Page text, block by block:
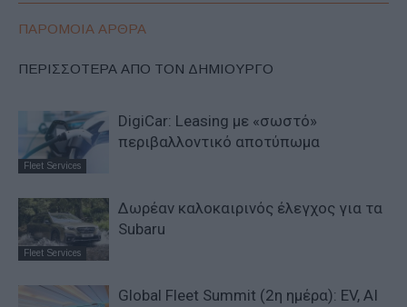
ΠΑΡΟΜΟΙΑ ΑΡΘΡΑ
ΠΕΡΙΣΣΟΤΕΡΑ ΑΠΟ ΤΟΝ ΔΗΜΙΟΥΡΓΟ
Fleet Services
DigiCar: Leasing με «σωστό»
περιβαλλοντικό αποτύπωμα
Fleet Services
Δωρέαν καλοκαιρινός έλεγχος για τα
Subaru
Global Fleet Summit (2η ημέρα): EV, AI